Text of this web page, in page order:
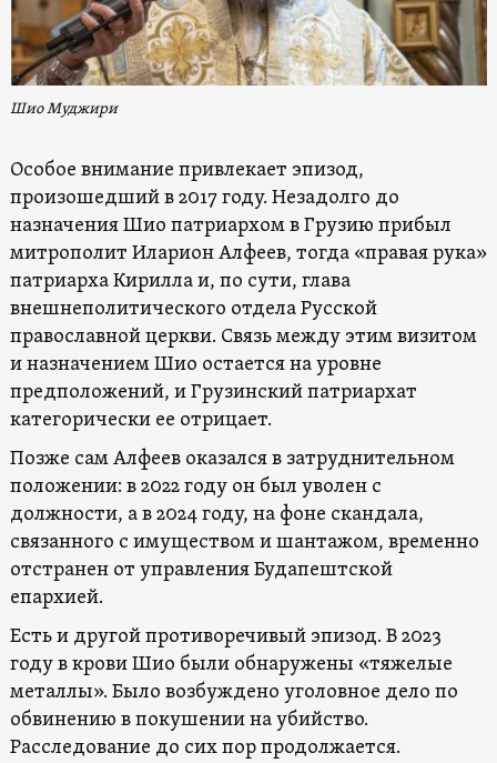
Шио Муджири
Особое внимание привлекает эпизод,
произошедший в 2017 году. Незадолго до
назначения Шио патриархом в Грузию прибыл
митрополит Иларион Алфеев, тогда «правая рука»
патриарха Кирилла и, по сути, глава
внешнеполитического отдела Русской
православной церкви. Связь между этим визитом
и назначением Шио остается на уровне
предположений, и Грузинский патриархат
категорически ее отрицает.
Позже сам Алфеев оказался в затруднительном
положении: в 2022 году он был уволен с
должности, а в 2024 году, на фоне скандала,
связанного с имуществом и шантажом, временно
отстранен от управления Будапештской
епархией.
Есть и другой противоречивый эпизод. В 2023
году в крови Шио были обнаружены «тяжелые
металлы». Было возбуждено уголовное дело по
обвинению в покушении на убийство.
Расследование до сих пор продолжается.